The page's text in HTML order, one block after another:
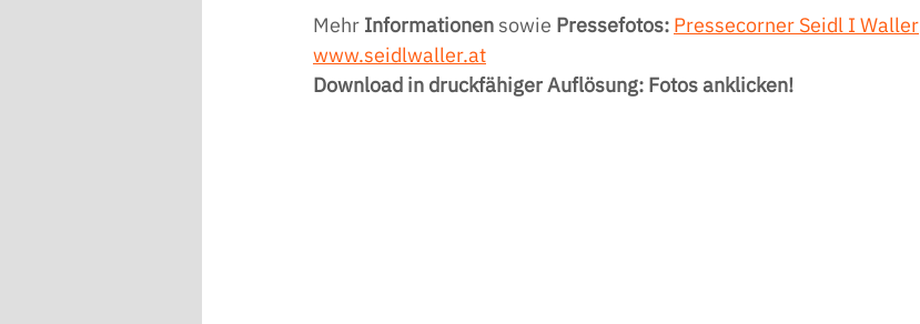
Mehr Informationen sowie Pressefotos: Pressecorner Seidl I Waller
www.seidlwaller.at
Download in druckfähiger Auflösung: Fotos anklicken!